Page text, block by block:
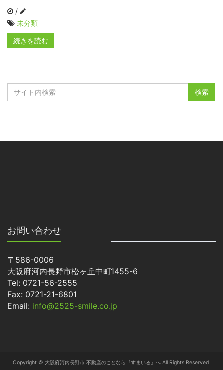
/
未分類
続きを読む
お問い合わせ
〒586-0006
大阪府河内長野市松ヶ丘中町1455-6
Tel: 0721-56-2555
Fax: 0721-21-6801
Email: info@2525-smile.co.jp
Copyright © 大阪府河内長野市 不動産のことなら『すまいる』へ All Rights Reserved.